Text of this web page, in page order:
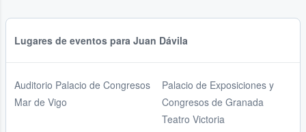
Lugares de eventos para Juan Dávila
Auditorio Palacio de Congresos
Mar de Vigo
Palacio de Exposiciones y
Congresos de Granada
Teatro Victoria